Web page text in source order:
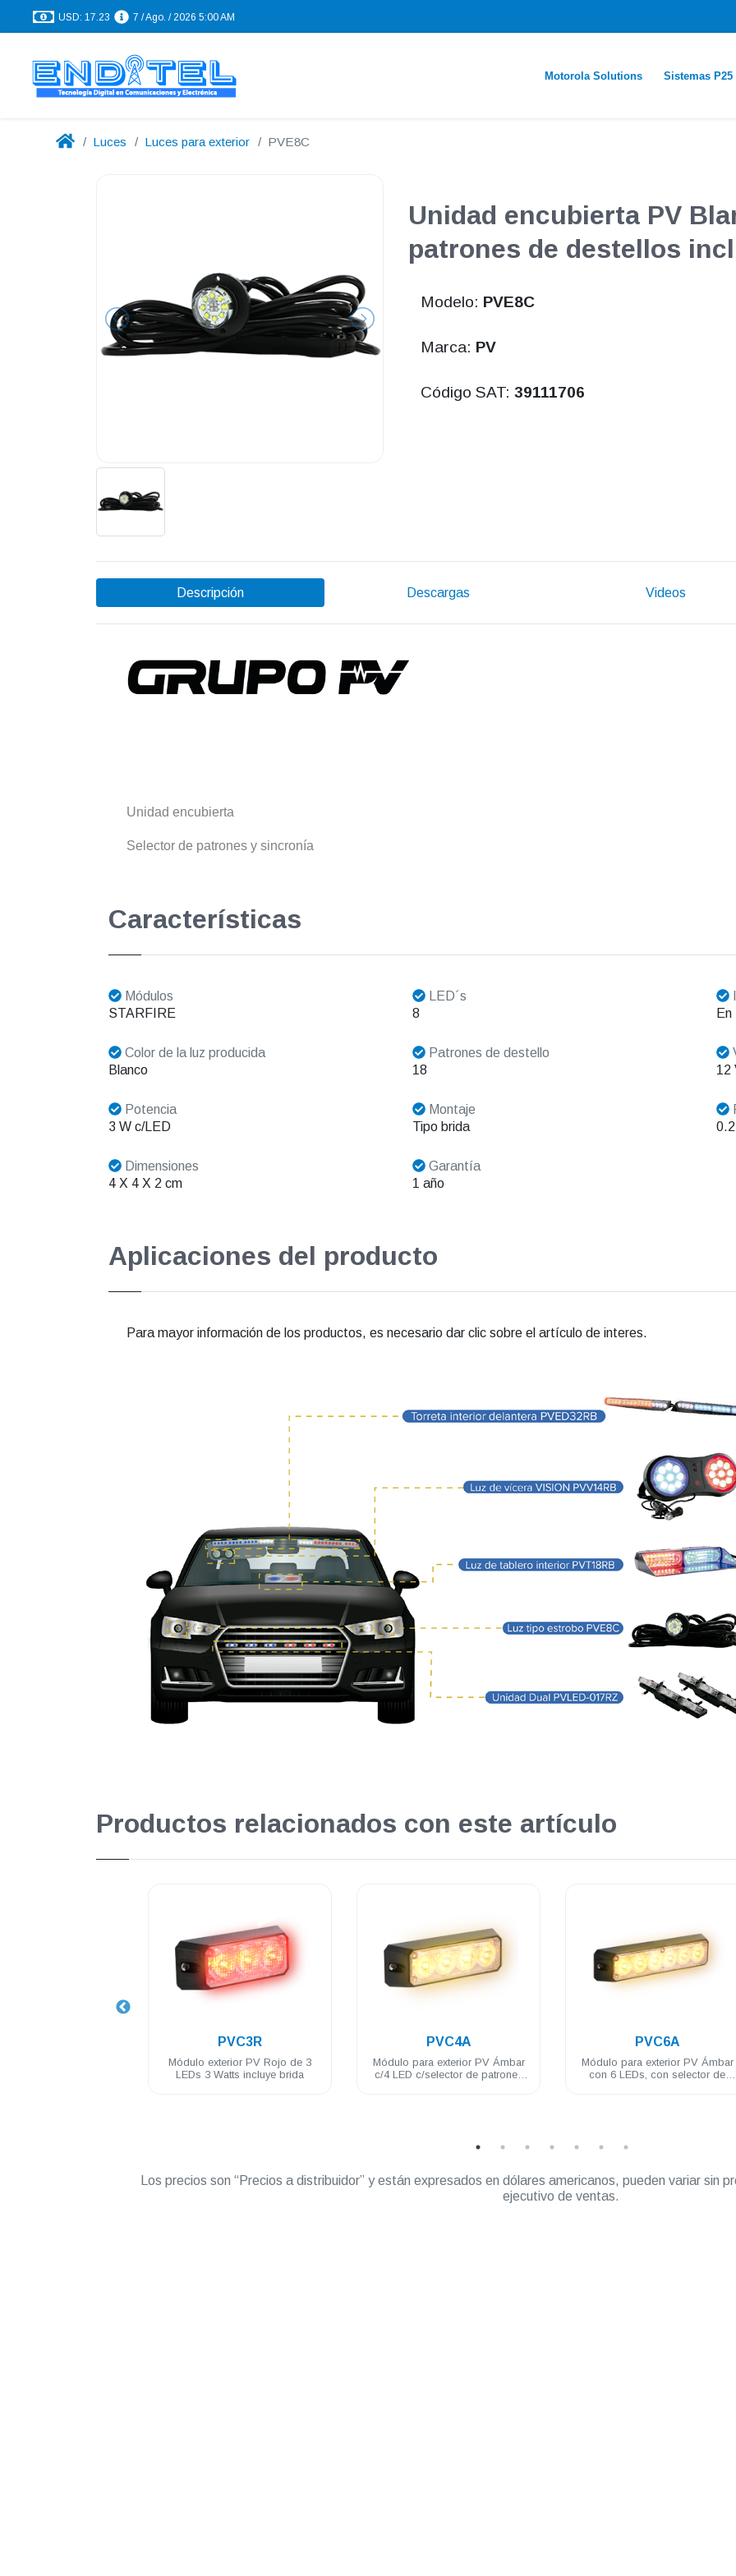
USD: 17.23 7 / Ago. / 2026 5:00 AM
Motorola Solutions Sistemas P25
Luces Luces para exterior PVE8C
Unidad encubierta PV
patrones de destellos
Modelo: PVE8C
Marca: PV
Código SAT: 39111706
Descripción Descargas Videos
Unidad encubierta
Selector de patrones y sincronía
Características
Módulos
STARFIRE
LED´s
8
Color de la luz producida
Blanco
Patrones de destello
18
12
Potencia
3 W c/LED
Montaje
Tipo brida
Dimensiones
4 X 4 X 2 cm
Garantía
1 año
Aplicaciones del producto
Para mayor información de los productos, es necesario dar clic sobre el artículo de interes.
Productos relacionados con este artículo
PVC4A
Módulo para exterior PV Ámbar
c/4 LED c/selector de patrones
PVC6A
Módulo para exterior PV Ámbar
con 6 LEDs, con selector de
PVA16CC
Modulo PV FLARE, 16 leds 1W
plafon 9X7" blanco 18 patrones
Los precios son “Precios a distribuidor” y están expresados en dólares americanos, pueden variar sin
ejecutivo de ventas.